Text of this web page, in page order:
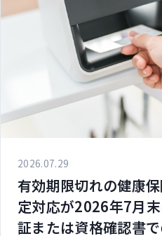
2026.07.29
有効期限切れの健康
定対応が2026年7月
証または資格確認書